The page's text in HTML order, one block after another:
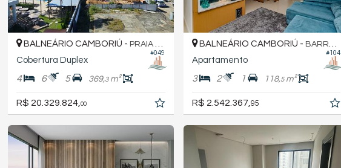
#049
BALNEÁRIO CAMBORIÚ - PRAIA BRAVA
Cobertura Duplex
4 6 5 369,3m²
R$ 20.329.824, 00
#104
BALNEÁRIO CAMBORIÚ - BARRA SUL
Apartamento
3 2 1 118,5m²
R$ 2.542.367, 95